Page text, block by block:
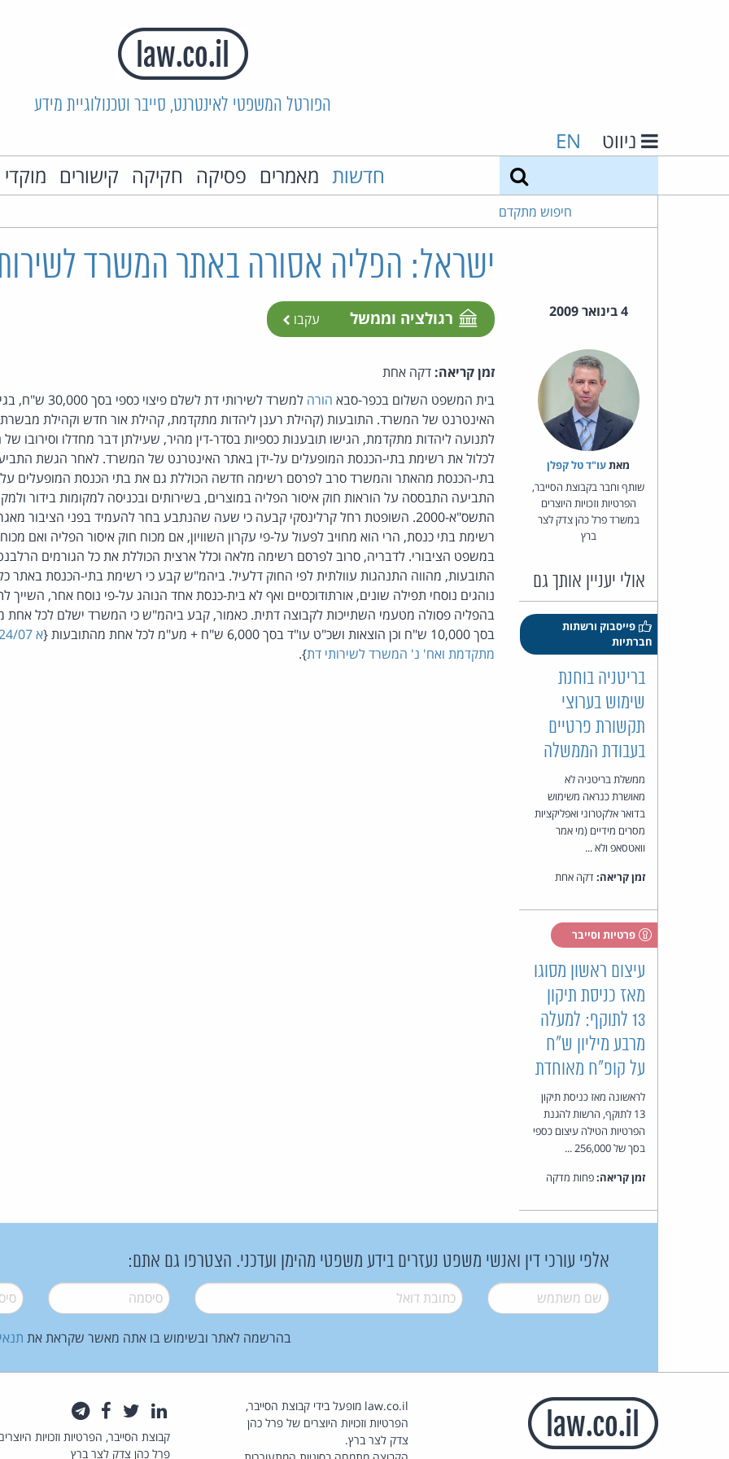
הפורטל המשפטי לאינטרנט, סייבר וטכנולוגיית מידע
ניווט EN
חדשות מאמרים פסיקה חקיקה קישורים
חיפוש מתקדם
ישראל: הפליה אסורה באתר המשרד
4 בינואר 2009 רגולציה וממשל עקבו
מאת‏עו"ד טל קפלן
שותף וחבר בקבוצת הסייבר,
הפרטיות וזכויות היוצרים
במשרד פרל כהן צדק לצר
ברץ
אולי יעניין אותך גם
פייסבוק ורשתות
חברתיות
בריטניה בוחנת
שימוש בערוצי
תקשורת פרטיים
בעבודת הממשלה
ממשלת בריטניה לא
מאושרת כנראה משימוש
בדואר אלקטרוני ואפליקציות
מסרים מידיים (מי אמר
וואטסאפ ולא ...
זמן קריאה:דקה אחת
פרטיות וסייבר
עיצום ראשון מסוגו
מאז כניסת תיקון
13 לתוקף: למעלה
מרבע מיליון ש"ח
על קופ"ח מאוחדת
לראשונה מאז כניסת תיקון
13 לתוקף, הרשות להגנת
הפרטיות הטילה עיצום כספי
בסך של 256,000 ...
זמן קריאה:פחות מדקה
זמן קריאה: דקה אחת
בית המשפט השלום בכפר-סבא הורה
למשרד לשירותי דת
האינטרנט של המשרד. התובעות (קהילת רענן ליהדות מתקדמת, קהילת אור חדש וקהילת מבשרת
לתנועה ליהדות מתקדמת, הגישו תובענות כספיות בסדר-דין מהיר, שעילתן דבר מחדלו וסירובו
לכלול את רשימת בתי-הכנסת המופעלים על-ידן באתר האינטרנט של המשרד. לאחר הגשת
בתי-הכנסת מהאתר והמשרד סרב לפרסם רשימה חדשה הכוללת גם את בתי הכנסת המופעלים על-
התביעה התבססה על הוראות חוק איסור הפליה במוצרים, בשירותים ובכניסה למקומות בידור
התשס"א-2000. השופטת רחל קרלינסקי קבעה כי שעה שהנתבע בחר להעמיד בפני הציבור
רשימת בתי כנסת, הרי הוא מחויב לפעול על-פי עקרון השוויון, אם מכוח חוק איסור הפליה ואם
במשפט הציבורי. לדבריה, סרוב לפרסם רשימה מלאה וכלל ארצית הכוללת את כל הגורמים
התובעות, מהווה התנהגות עוולתית לפי החוק דלעיל. ביהמ"ש קבע כי רשימת בתי-הכנסת באתר
נוהגים נוסחי תפילה שונים, אורתודוכסיים ואף לא בית-כנסת אחד הנוהג על-פי נוסח אחר, השייך
בהפליה פסולה מטעמי השתייכות לקבוצה דתית. כאמור, קבע ביהמ"ש כי המשרד ישלם לכל אחת
בסך 10,000 ש"ח וכן הוצאות ושכ"ט עו"ד בסך 6,000 ש"ח + מע"מ לכל אחת מהתובעות {
מתקדמת ואח' נ' המשרד לשירותי דת}.
אלפי עורכי דין ואנשי משפט נעזרים בידע משפטי מהימן ועדכני. הצטרפו גם אתם:
שם משתמש* דואל* סיסמה*
בהרשמה לאתר ובשימוש בו אתה מאשר שקראת את
law.co.il מופעל בידי קבוצת הסייבר,
הפרטיות וזכויות היוצרים של פרל כהן
צדק לצר ברץ.
לינקדאין
טוויטרפייסבוק
קבוצת הסייבר, הפרטיות וזכויות
פרל כהן צדק לצר ברץ